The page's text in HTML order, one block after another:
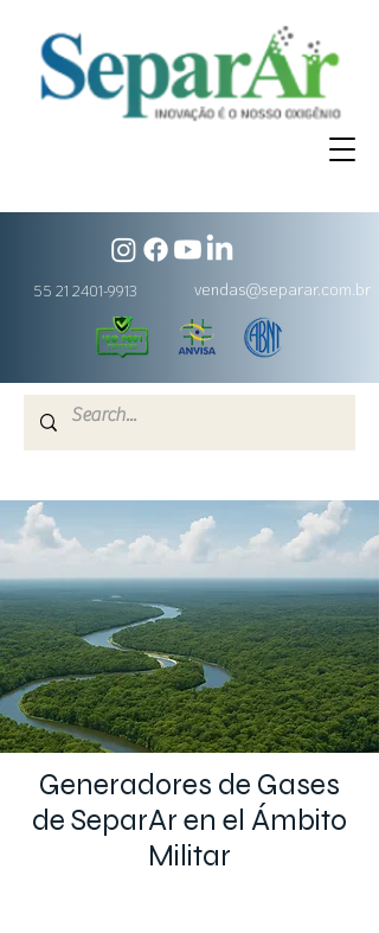
55 21 2401-9913 vendas@separar.com.br
Generadores de Gases
de SeparAr en el Ámbito
Militar